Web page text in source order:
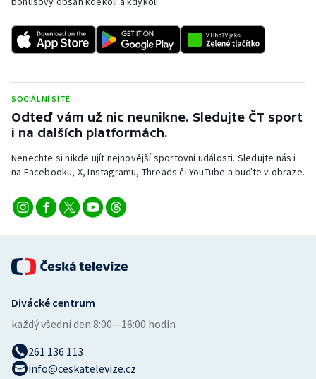
SOCIÁLNÍ SÍTĚ
Odteď vám už nic neunikne. Sledujte ČT sport
i na dalších platformách.
Nenechte si nikde ujít nejnovější sportovní události. Sledujte nás i
na Facebooku, X, Instagramu, Threads či YouTube a buďte v obraze.
Divácké centrum
každý všední den:8:00—16:00 hodin
261 136 113
info@ceskatelevize.cz